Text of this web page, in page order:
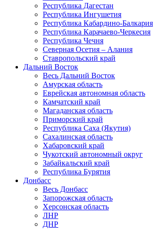
Республика Дагестан
Республика Ингушетия
Республика Кабардино-Балкария
Республика Карачаево-Черкесия
Республика Чечня
Северная Осетия – Алания
Ставропольский край
Дальний Восток
Весь Дальний Восток
Амурская область
Еврейская автономная область
Камчатский край
Магаданская область
Приморский край
Республика Саха (Якутия)
Сахалинская область
Хабаровский край
Чукотский автономный округ
Забайкальский край
Республика Бурятия
Донбасс
Весь Донбасс
Запорожская область
Херсонская область
ЛНР
ДНР